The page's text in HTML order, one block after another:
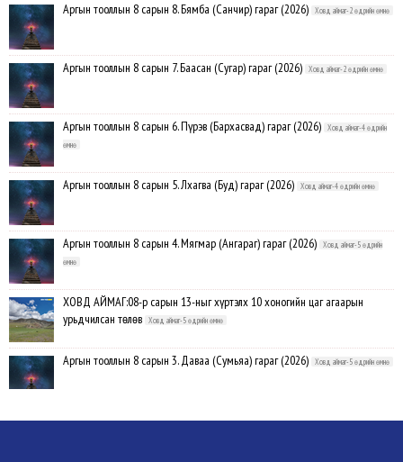
Аргын тооллын 8 сарын 8. Бямба (Санчир) гараг (2026) Ховд аймаг-2 өдрийн өмнө
Аргын тооллын 8 сарын 7. Баасан (Сугар) гараг (2026) Ховд аймаг-2 өдрийн өмнө
Аргын тооллын 8 сарын 6. Пүрэв (Бархасвад) гараг (2026)
Ховд аймаг-4 өдрийн
өмнө
Аргын тооллын 8 сарын 5. Лхагва (Буд) гараг (2026) Ховд аймаг-4 өдрийн өмнө
Аргын тооллын 8 сарын 4. Мягмар (Ангараг) гараг (2026)
Ховд аймаг-5 өдрийн
өмнө
ХОВД АЙМАГ:08-р сарын 13-ныг хүртэлх 10 хоногийн цаг агаарын
урьдчилсан төлөв
Ховд аймаг-5 өдрийн өмнө
Аргын тооллын 8 сарын 3. Даваа (Сумьяа) гараг (2026) Ховд аймаг-5 өдрийн өмнө
Хүндэтгэлийн барилдаанд 64 бөх оролцлоо Ховд аймаг-8/3/2026